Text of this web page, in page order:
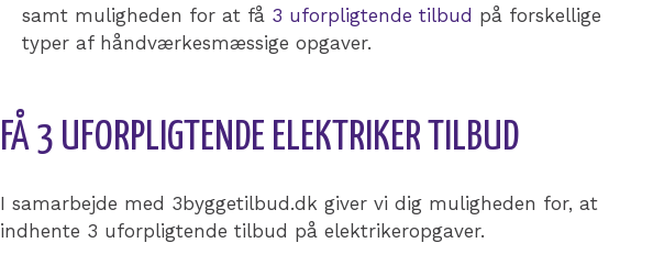
samt muligheden for at få 3 uforpligtende tilbud på forskellige
typer af håndværkesmæssige opgaver.
FÅ 3 UFORPLIGTENDE ELEKTRIKER TILBUD
I samarbejde med 3byggetilbud.dk giver vi dig muligheden for, at
indhente 3 uforpligtende tilbud på elektrikeropgaver.